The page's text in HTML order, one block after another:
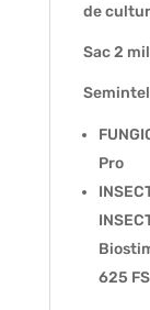
de
Sac 2
Pro
625 FS